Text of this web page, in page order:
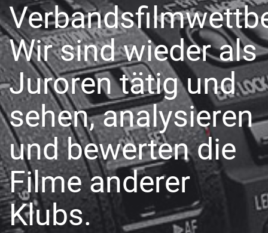
Wir sind wieder als
Juroren tätig und
sehen, analysieren
und bewerten die
Filme anderer
Klubs.